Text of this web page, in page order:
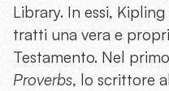
Library. In essi,
tratti una vera e
Testamento. Nel
Proverbs, lo scrittore